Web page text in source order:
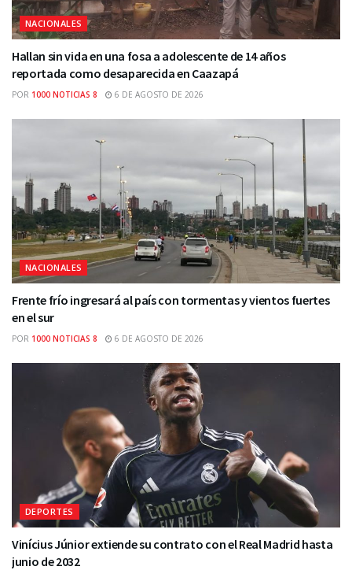
NACIONALES
Hallan sin vida en una fosa a adolescente de 14 años
reportada como desaparecida en Caazapá
POR 1000 NOTICIAS 8 6 DE AGOSTO DE 2026
NACIONALES
Frente frío ingresará al país con tormentas y vientos fuertes
en el sur
POR 1000 NOTICIAS 8 6 DE AGOSTO DE 2026
DEPORTES
Vinícius Júnior extiende su contrato con el Real Madrid hasta
junio de 2032